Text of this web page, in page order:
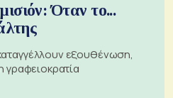
Όταν το...
εξουθένωση,
γραφειοκρατία